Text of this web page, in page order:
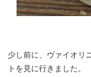
少し前に、ヴァイオリ
トを見に行きました。